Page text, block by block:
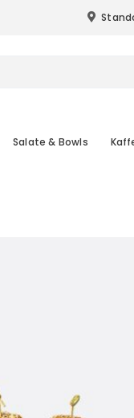
Salate & Bowls